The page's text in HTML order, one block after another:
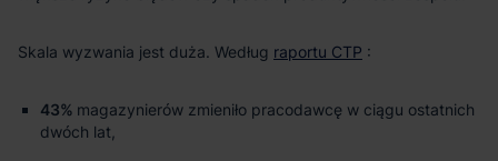
raportu CTP
43% magazynierów zmieniło pracodawcę w ciągu ostatnich
dwóch lat,